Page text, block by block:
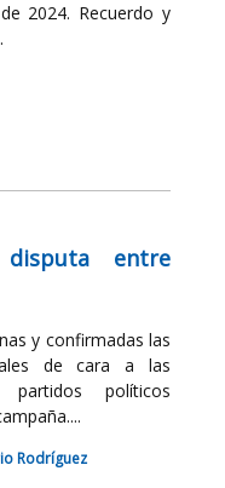
2024. Recuerdo y
disputa entre
y confirmadas las
de cara a las
políticos
Rodríguez